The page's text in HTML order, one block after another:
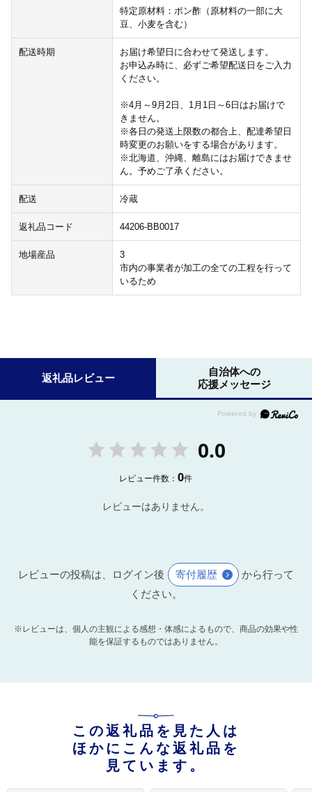
特定原材料：ポン酢（原材料の一部に大
豆、小麦を含む）
配送時期
お届け希望日に合わせて発送します。
お申込み時に、必ずご希望配送日をご入力
ください。
※4月～9月2日、1月1日～6日はお届けで
きません。
※各日の発送上限数の都合上、配達希望日
時変更のお願いをする場合があります。
※北海道、沖縄、離島にはお届けできませ
ん。予めご了承ください。
配送 冷蔵
返礼品コード 44206-BB0017
地場産品
3
市内の事業者が加工の全ての工程を行って
いるため
返礼品レビュー
自治体への
応援メッセージ
0.0
レビュー件数：0件
レビューはありません。
レビューの投稿は、ログイン後 寄付履歴
から行って
ください。
※レビューは、個人の主観による感想・体感によるもので、商品の効果や性
能を保証するものではありません。
この返礼品を見た人は
ほかにこんな返礼品を
見ています。